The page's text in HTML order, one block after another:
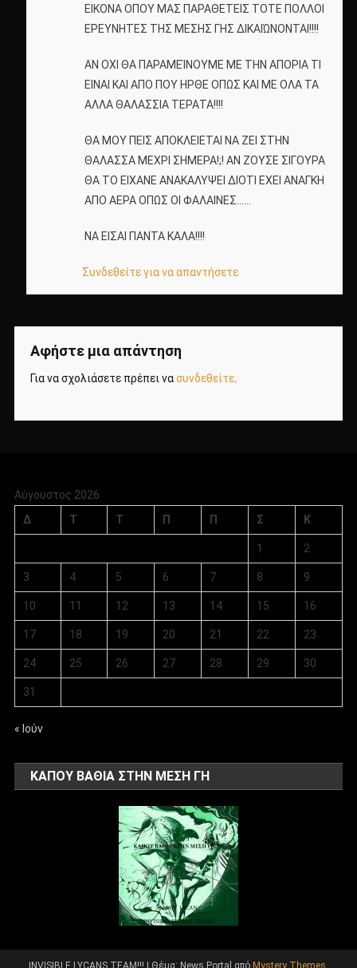
ΕΙΚΟΝΑ ΟΠΟΥ ΜΑΣ ΠΑΡΑΘΕΤΕΙΣ ΤΟΤΕ ΠΟΛΛΟΙ
ΕΡΕΥΝΗΤΕΣ ΤΗΣ ΜΕΣΗΣ ΓΗΣ ΔΙΚΑΙΏΝΟΝΤΑΙ!!!!
ΑΝ ΟΧΙ ΘΑ ΠΑΡΑΜΕΊΝΟΥΜΕ ΜΕ ΤΗΝ ΑΠΟΡΙΑ ΤΙ
ΕΙΝΑΙ ΚΑΙ ΑΠΟ ΠΟΥ ΗΡΘΕ ΟΠΩΣ ΚΑΙ ΜΕ ΟΛΑ ΤΑ
ΑΛΛΑ ΘΑΛΑΣΣΙΑ ΤΕΡΑΤΑ!!!!
ΘΑ ΜΟΥ ΠΕΙΣ ΑΠΟΚΛΕΙΕΤΑΙ ΝΑ ΖΕΙ ΣΤΗΝ
ΘΑΛΑΣΣΑ ΜΕΧΡΙ ΣΗΜΕΡΑ!;! ΑΝ ΖΟΥΣΕ ΣΙΓΟΥΡΑ
ΘΑ ΤΟ ΕΙΧΑΝΕ ΑΝΑΚΑΛΥΨΕΙ ΔΙΟΤΙ ΕΧΕΙ ΑΝΑΓΚΗ
ΑΠΟ ΑΕΡΑ ΟΠΩΣ ΟΙ ΦΑΛΑΙΝΕΣ……
ΝΑ ΕΙΣΑΙ ΠΑΝΤΑ ΚΑΛΑ!!!!
Συνδεθείτε για να απαντήσετε
Αφήστε μια απάντηση
Για να σχολιάσετε πρέπει νασυνδεθείτε.
Αύγουστος 2026
Δ
Τ Τ Π Π Σ Κ
1 2
3 4 5 6 7 8 9
10 11 12 13 14 15 16
17 18 19 20 21 22 23
24 25 26 27 28 29 30
31
« Ιούν
ΚΑΠΟΥ ΒΑΘΙΑ ΣΤΗΝ ΜΕΣΗ ΓΗ